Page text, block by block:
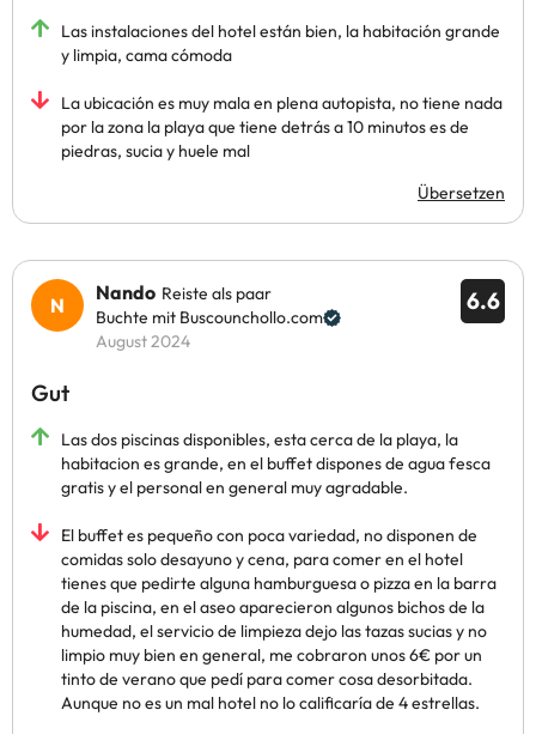
Las instalaciones del hotel están bien, la habitación grande
y limpia, cama cómoda
La ubicación es muy mala en plena autopista, no tiene nada
por la zona la playa que tiene detrás a 10 minutos es de
piedras, sucia y huele mal
Übersetzen
6.6
Nando Reiste als paar
Buchte mit Buscounchollo.com
August 2024
Gut
Las dos piscinas disponibles, esta cerca de la playa, la
habitacion es grande, en el buffet dispones de agua fesca
gratis y el personal en general muy agradable.
El buffet es pequeño con poca variedad, no disponen de
comidas solo desayuno y cena, para comer en el hotel
tienes que pedirte alguna hamburguesa o pizza en la barra
de la piscina, en el aseo aparecieron algunos bichos de la
humedad, el servicio de limpieza dejo las tazas sucias y no
limpio muy bien en general, me cobraron unos 6€ por un
tinto de verano que pedí para comer cosa desorbitada.
Aunque no es un mal hotel no lo calificaría de 4 estrellas.